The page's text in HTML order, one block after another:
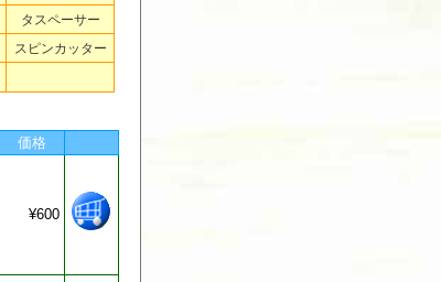
タスペーサー
スピンカッター
価格
¥600